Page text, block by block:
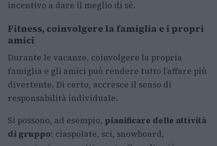
incentivo a dare il meglio di sé.
Fitness, coinvolgere la famiglia e i propri
amici
Durante le vacanze, coinvolgere la propria
famiglia e gli amici può rendere tutto l’affare più
divertente. Di certo, accresce il senso di
responsabilità individuale.
Si possono, ad esempio, pianificare delle attività
di gruppo: ciaspolate, sci, snowboard,